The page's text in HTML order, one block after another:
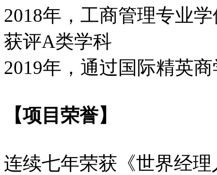
2018年，工商管理专业
获评A类学科
2019年，通过国际精英
【项目荣誉】
连续七年荣获《世界经